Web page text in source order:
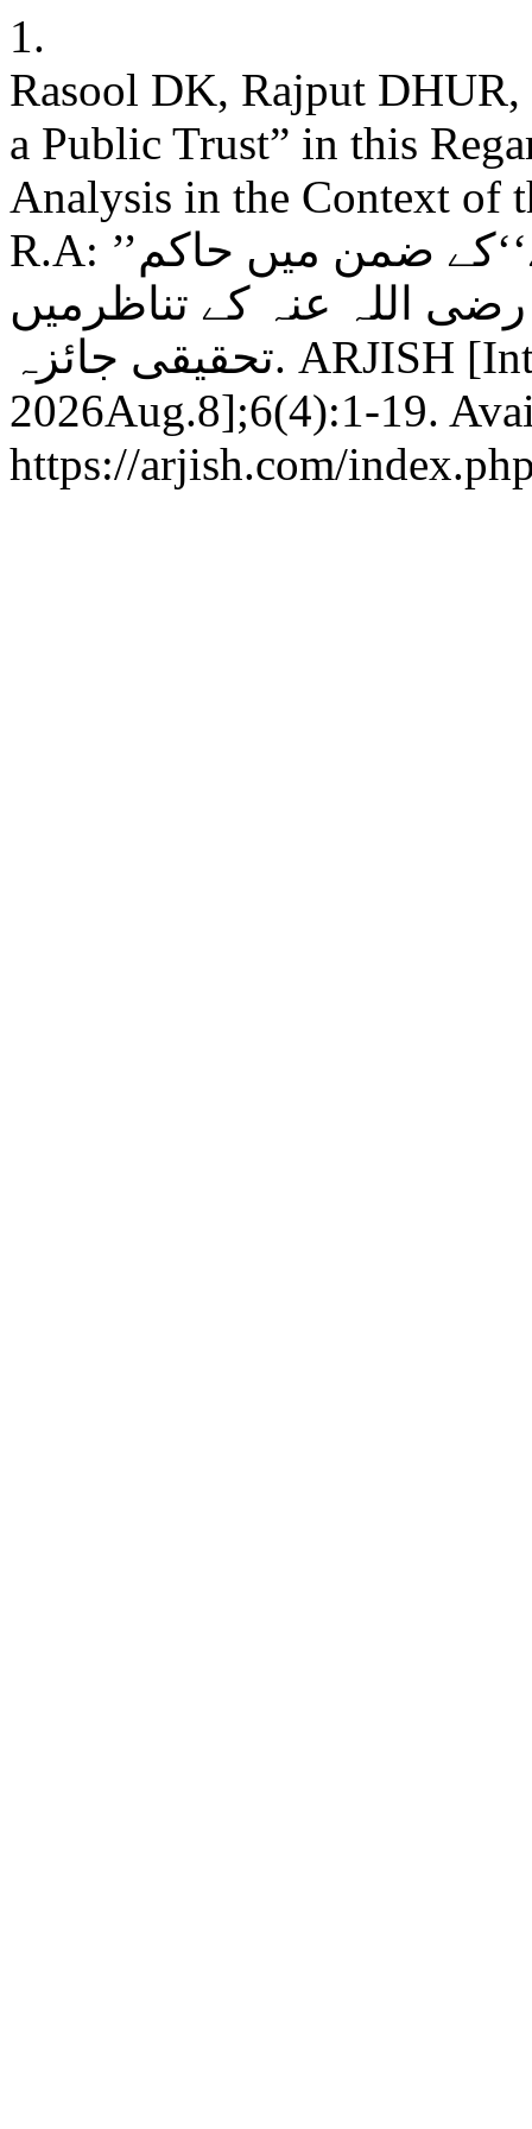
1.
Rasool DK, Rajput
a Public Trust” in this
Analysis in the Context of
R.A: ’’قومی خزانہ عوامی امانت ہے‘‘کے ضمن میں حاکم
اللہ عنہ کے تناظرمیں
تحقیقی جائزہ. ARJISH [Internet]. 2022Dec.31 [cited
2026Aug.8];6(4):1-19.
https://arjish.com/